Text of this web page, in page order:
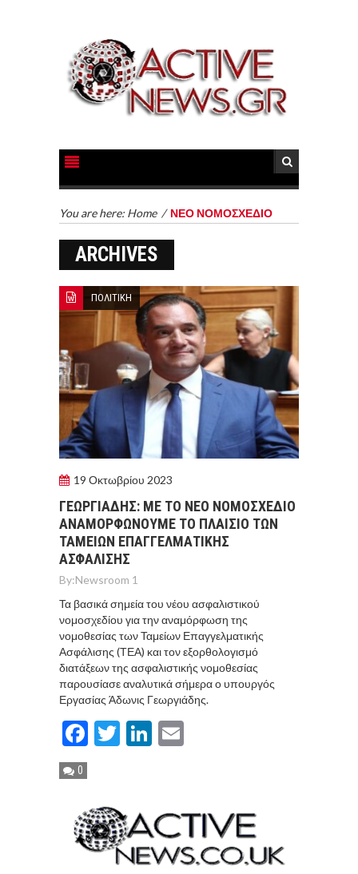
You are here: Home / ΝΕΟ ΝΟΜΟΣΧΕΔΙΟ
ARCHIVES
ΠΟΛΙΤΙΚΗ
19 Οκτωβρίου 2023
ΓΕΩΡΓΙΑΔΗΣ: ΜΕ ΤΟ ΝΕΟ ΝΟΜΟΣΧΕΔΙΟ
ΑΝΑΜΟΡΦΩΝΟΥΜΕ ΤΟ ΠΛΑΙΣΙΟ ΤΩΝ
ΤΑΜΕΙΩΝ ΕΠΑΓΓΕΛΜΑΤΙΚΗΣ
ΑΣΦΑΛΙΣΗΣ
By:Newsroom 1
Τα βασικά σημεία του νέου ασφαλιστικού
νομοσχεδίου για την αναμόρφωση της
νομοθεσίας των Ταμείων Επαγγελματικής
Ασφάλισης (ΤΕΑ) και τον εξορθολογισμό
διατάξεων της ασφαλιστικής νομοθεσίας
παρουσίασε αναλυτικά σήμερα ο υπουργός
Εργασίας Άδωνις Γεωργιάδης.
Facebook
TwitterLinkedIn
0